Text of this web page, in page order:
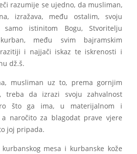
razumije se ujedno, da musliman,
izražava, među ostalim, svoju
samo istinitom Bogu, Stvoritelju
među svim bajramskim
i najjači iskaz te iskrenosti i
dž.š.
musliman uz to, prema gornjim
treba da izrazi svoju zahvalnost
što ga ima, u materijalnom i
naročito za blagodat prave vjere
joj pripada.
mesa i kurbanske kože